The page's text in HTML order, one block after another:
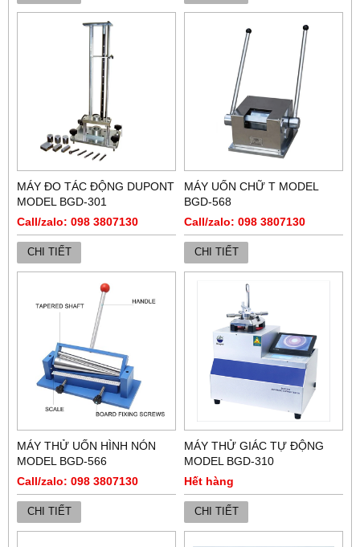
MÁY ĐO TÁC ĐỘNG DUPONT
MODEL BGD-301
Call/zalo: 098 3807130
CHI TIẾT
MÁY UỐN CHỮ T MODEL
BGD-568
Call/zalo: 098 3807130
CHI TIẾT
MÁY THỬ UỐN HÌNH NÓN
MODEL BGD-566
Call/zalo: 098 3807130
CHI TIẾT
MÁY THỬ GIÁC TỰ ĐỘNG
MODEL BGD-310
Hết hàng
CHI TIẾT